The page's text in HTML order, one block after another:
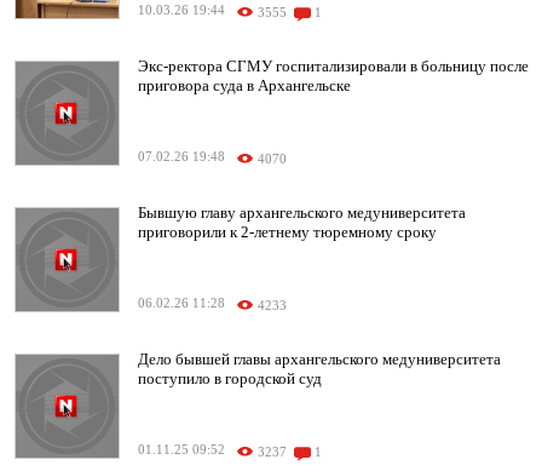
10.03.26 19:44 3555 1
Экс-ректора СГМУ госпитализировали в больницу после
приговора суда в Архангельске
07.02.26 19:48 4070
Бывшую главу архангельского медуниверситета
приговорили к 2-летнему тюремному сроку
06.02.26 11:28 4233
Дело бывшей главы архангельского медуниверситета
поступило в городской суд
01.11.25 09:52 3237 1